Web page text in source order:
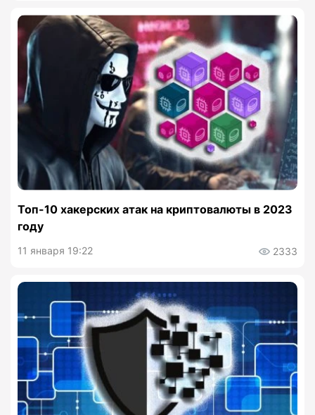
Топ-10 хакерских атак на криптовалюты в 2023
году
11 января 19:22 2333